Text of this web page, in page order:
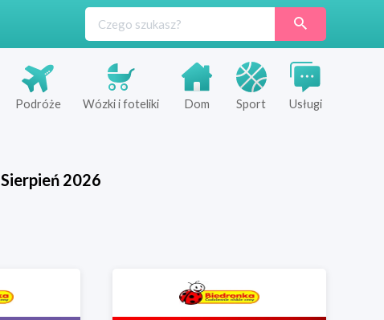
Podróże Wózki i foteliki Dom Sport Usługi
Sierpień 2026